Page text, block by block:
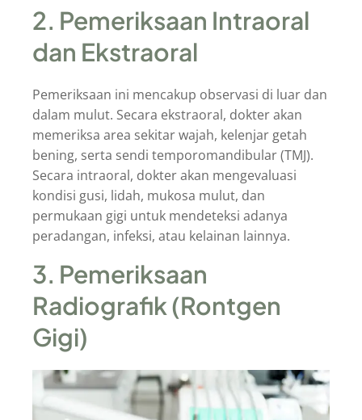
2. Pemeriksaan Intraoral
dan Ekstraoral
Pemeriksaan ini mencakup observasi di luar dan
dalam mulut. Secara ekstraoral, dokter akan
memeriksa area sekitar wajah, kelenjar getah
bening, serta sendi temporomandibular (TMJ).
Secara intraoral, dokter akan mengevaluasi
kondisi gusi, lidah, mukosa mulut, dan
permukaan gigi untuk mendeteksi adanya
peradangan, infeksi, atau kelainan lainnya.
3. Pemeriksaan
Radiografik (Rontgen
Gigi)